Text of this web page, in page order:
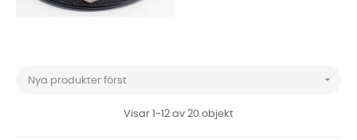
Nya produkter först 
Visar 1-12 av 20 objekt